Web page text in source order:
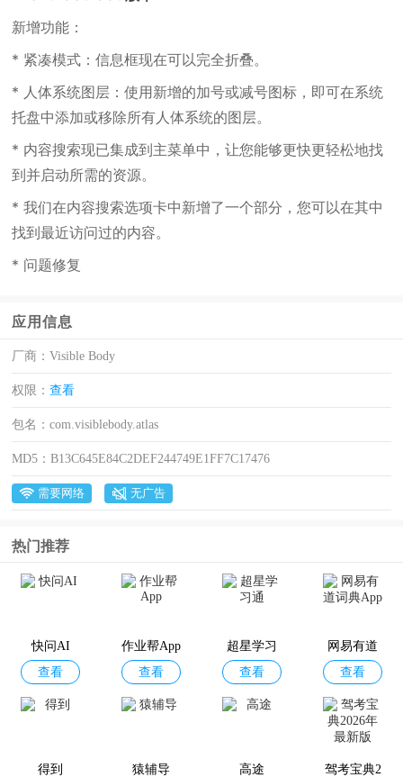
新增功能：
* 紧凑模式：信息框现在可以完全折叠。
* 人体系统图层：使用新增的加号或减号图标，即可在系统
托盘中添加或移除所有人体系统的图层。
* 内容搜索现已集成到主菜单中，让您能够更快更轻松地找
到并启动所需的资源。
* 我们在内容搜索选项卡中新增了一个部分，您可以在其中
找到最近访问过的内容。
* 问题修复
应用信息
厂商：Visible Body
权限：查看
包名：com.visiblebody.atlas
MD5：B13C645E84C2DEF244749E1FF7C17476
需要网络 无广告
热门推荐
快问AI
查看
作业帮App
查看
超星学习
通
查看
网易有道
词典App
查看
得到
猿辅导
高途
驾考宝典2